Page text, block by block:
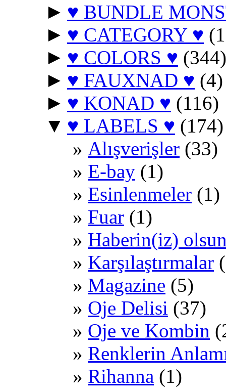
► ♥ BUNDLE
► ♥ CATEGORY ♥
► ♥ COLORS ♥ (344)
► ♥ FAUXNAD ♥ (4)
► ♥ KONAD ♥ (116)
▼ ♥ LABELS ♥ (174)
Alışverişler (33)
E-bay (1)
Esinlenmeler (1)
Fuar (1)
Haberin(iz)
Karşılaştırmalar
Magazine (5)
Oje Delisi (37)
Oje ve Kombin
Renklerin
Rihanna (1)